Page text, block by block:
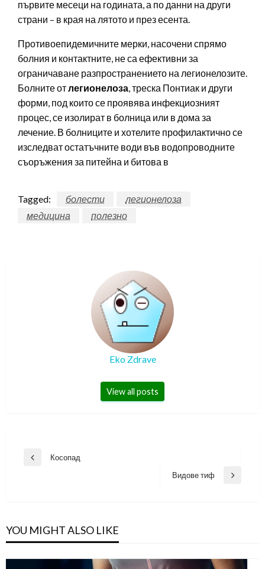
първите месеци на годината, а по данни на други
страни – в края на лятото и през есента.
Противоепидемичните мерки, насочени спрямо
болния и контактните, не са ефективни за
ограничаване разпространението на легионелозите.
Болните отлегионелоза, треска Понтиак и други
форми, под които се проявява инфекциозният
процес, се изолират в болница или в дома за
лечение. В болниците и хотелите профилактично се
изследват остатъчните води във водопроводните
съоръжения за питейна и битова в
Tagged: болести
легионелоза
медицина
полезно
Eko Zdrave
View all posts
Навигация
Previous
Косопад
Next
Видове тиф
YOU MIGHT ALSO LIKE